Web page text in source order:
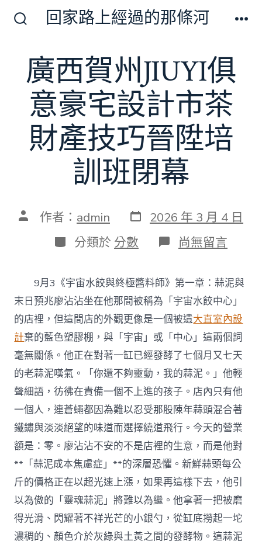
切
換
開
關
回家路上經過的那條河
廣西賀州JIUYI俱
意豪宅設計市茶
財產技巧晉陞培
訓班閉幕
文 作者： admin 發
表
日
期
2026 年 3 月 4 日
分
類
分類於 分數 在
〈廣
賀
州
JIUYI
俱
意
豪
宅
設
計
市
茶
財
產
技
巧
晉
陞
培
訓
班
閉
幕〉
中
尚無留言
9月3《宇宙水餃與終極醬料師》第一章：蒜泥與
末日預兆廖沾沾坐在他那間被稱為「宇宙水餃中心」
的店裡，但這間店的外觀更像是一個被遺大直室內設
計棄的藍色塑膠棚，與「宇宙」或「中心」這兩個詞
毫無關係。他正在對著一缸已經發酵了七個月又七天
的老蒜泥嘆氣。「你還不夠靈動，我的蒜泥。」他輕
聲細語，彷彿在責備一個不上進的孩子。店內只有他
一個人，連蒼蠅都因為難以忍受那股陳年蒜頭混合著
鐵鏽與淡淡絕望的味道而選擇繞道飛行。今天的營業
額是：零。廖沾沾不安的不是店裡的生意，而是他對
**「蒜泥成本焦慮症」**的深層恐懼。新鮮蒜頭每公
斤的價格正在以超光速上漲，如果再這樣下去，他引
以為傲的「靈魂蒜泥」將難以為繼。他拿著一把被磨
得光滑、閃耀著不祥光芒的小銀勺，從缸底撈起一坨
濃稠的、顏色介於灰綠與土黃之間的發酵物。這蒜泥